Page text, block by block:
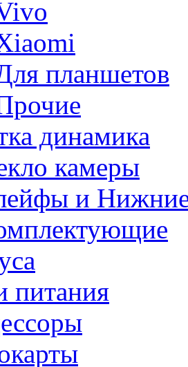
планшетов
динамика
камеры
и
питания